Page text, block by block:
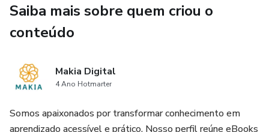
Saiba mais sobre quem criou o
conteúdo
Makia Digital
4 Ano Hotmarter
Somos apaixonados por transformar conhecimento em
aprendizado acessível e prático. Nosso perfil reúne eBooks